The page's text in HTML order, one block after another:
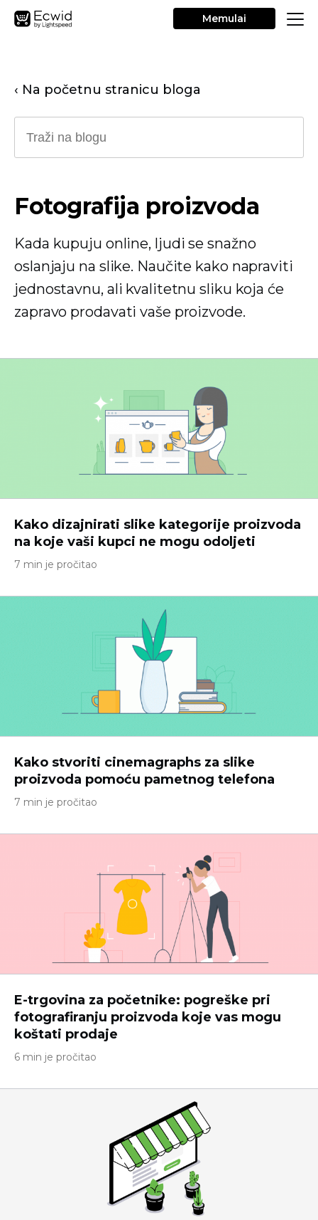
Memulai
‹ Na početnu stranicu bloga
Fotografija proizvoda
Kada kupuju online, ljudi se snažno
oslanjaju na slike. Naučite kako napraviti
jednostavnu, ali kvalitetnu sliku koja će
zapravo prodavati vaše proizvode.
Kako dizajnirati slike kategorije proizvoda
na koje vaši kupci ne mogu odoljeti
7 min je pročitao
Kako stvoriti cinemagraphs za slike
proizvoda pomoću pametnog telefona
7 min je pročitao
E-trgovina za početnike: pogreške pri
fotografiranju proizvoda koje vas mogu
koštati prodaje
6 min je pročitao